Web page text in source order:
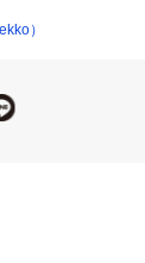
）